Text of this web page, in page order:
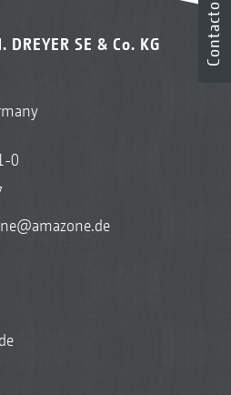
SE & Co. KG
0
Contacto